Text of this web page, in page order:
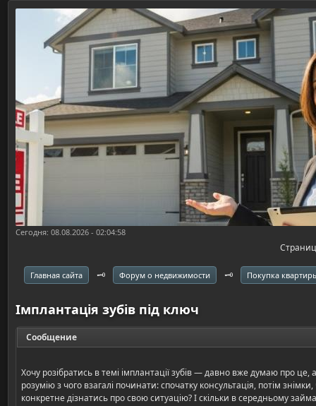
Сегодня: 08.08.2026 - 02:04:58
Главная сайта 🗝️ Форум о недвижимости 🗝️ Покупка
Імплантація зубів під ключ
Сообщение
Хочу розібратись в темі імплантації зубів — давно вже думаю про це,
розумію з чого взагалі починати: спочатку консультація, потім
конкретне дізнатись про свою ситуацію? І скільки в середньому